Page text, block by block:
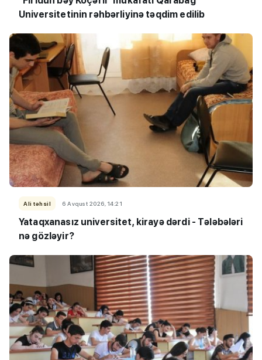
Universitetinin rəhbərliyinə təqdim edilib
Ali təhsil 6 Avqust 2026, 14:21
Yataqxanasız universitet, kirayə dərdi - Tələbələri
nə gözləyir?